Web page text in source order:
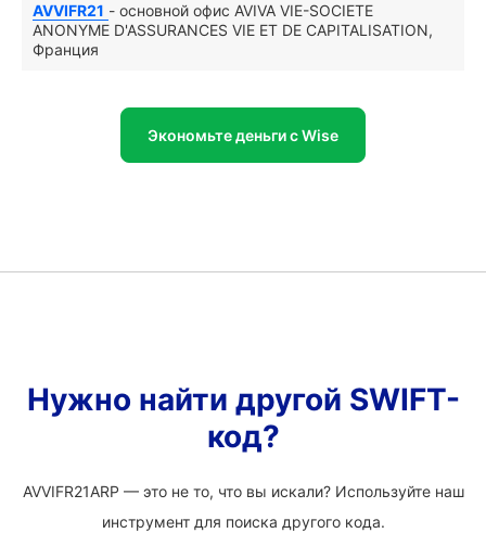
AVVIFR21 - основной офис AVIVA VIE-SOCIETE
ANONYME D'ASSURANCES VIE ET DE CAPITALISATION,
Франция
Экономьте деньги с Wise
Нужно найти другой SWIFT-
код?
AVVIFR21ARP — это не то, что вы искали? Используйте наш
инструмент для поиска другого кода.